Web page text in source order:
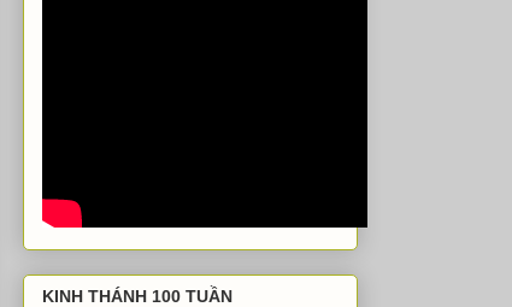
KINH THÁNH 100 TUẦN